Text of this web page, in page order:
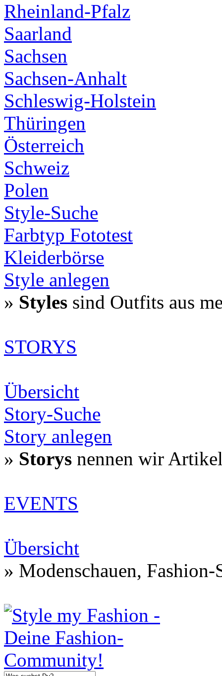
Rheinland-Pfalz
Saarland
Sachsen
Sachsen-Anhalt
Schleswig-Holstein
Thüringen
Österreich
Schweiz
Polen
Style-Suche
Farbtyp Fototest
Kleiderbörse
Style anlegen
» Styles sind Outfits aus
STORYS
Übersicht
Story-Suche
Story anlegen
» Storys nennen wir
EVENTS
Übersicht
» Modenschauen,